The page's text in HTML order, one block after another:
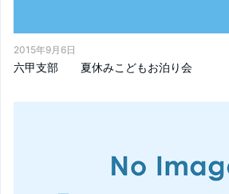
2015年9月6日
六甲支部 夏休みこどもお泊り会